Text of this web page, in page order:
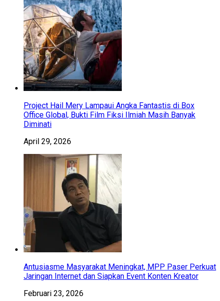
Project Hail Mery Lampaui Angka Fantastis di Box
Office Global, Bukti Film Fiksi Ilmiah Masih Banyak
Diminati
April 29, 2026
Antusiasme Masyarakat Meningkat, MPP Paser Perkuat
Jaringan Internet dan Siapkan Event Konten Kreator
Februari 23, 2026